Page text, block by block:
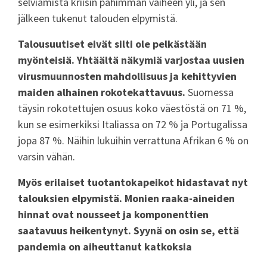
jälkeen tukenut talouden elpymistä.
Talousuutiset eivät silti ole pelkästään
myönteisiä. Yhtäältä näkymiä varjostaa uusien
virusmuunnosten mahdollisuus ja kehittyvien
maiden alhainen rokotekattavuus. Suomessa
täysin rokotettujen osuus koko väestöstä on 71 %,
kun se esimerkiksi Italiassa on 72 % ja Portugalissa
jopa 87 %. Näihin lukuihin verrattuna Afrikan 6 % on
varsin vähän.
Myös erilaiset tuotantokapeikot hidastavat nyt
talouksien elpymistä. Monien raaka-aineiden
hinnat ovat nousseet ja komponenttien
saatavuus heikentynyt. Syynä on osin se, että
pandemia on aiheuttanut katkoksia